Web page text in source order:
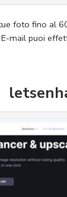
foto fino al
mail puoi